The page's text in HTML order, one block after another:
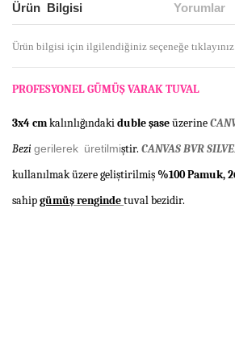
Ürün Bilgisi Yorumlar
Ürün bilgisi için ilgilendiğiniz seçeneğe
PROFESYONEL GÜMÜŞVARAK TUVAL
3x4 cmkalınlığındakidubleşaseüzerine
Bezi gerilerek üretilmiştir. CANVAS BVR
kullanılmaküzere geliştirilmiş %100 Pamuk,
sahipgümüşrengindetuval bezidir.